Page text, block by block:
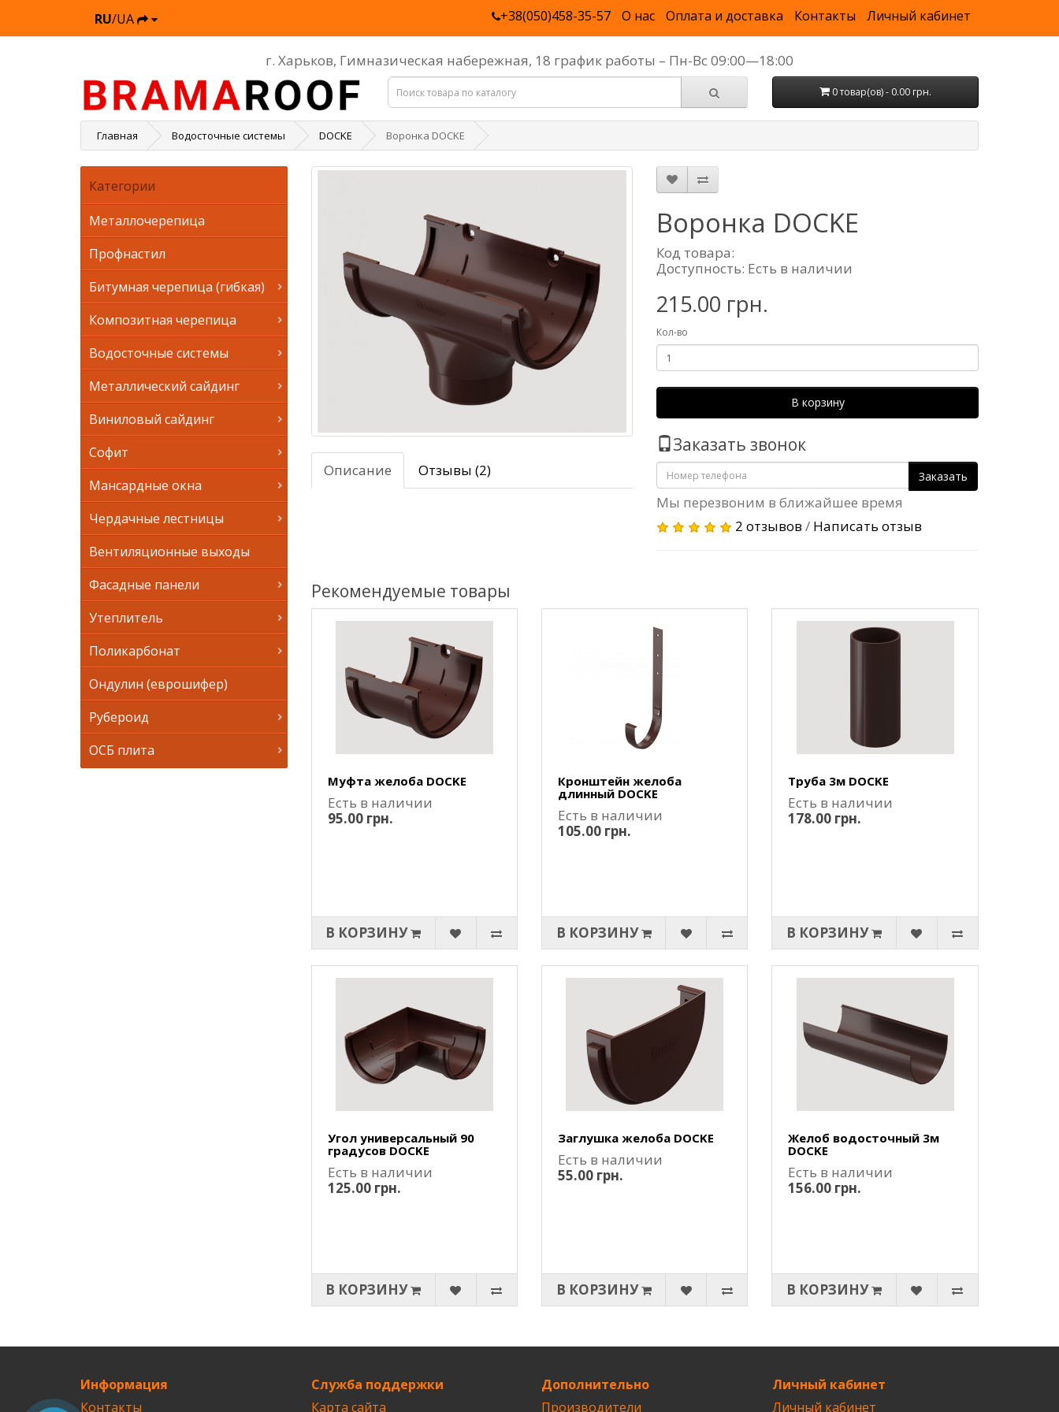
RU/UA +38(050)458-35-57 О нас Оплата и доставка Контакты Личный кабинет
г. Харьков, Гимназическая набережная, 18 график работы – Пн-Вс 09:00—18:00
0 товар(ов) - 0.00 грн.
Главная Водосточные системы DOCKE Воронка DOCKE
Категории
Металлочерепица
Профнастил
Битумная черепица (гибкая)
Композитная черепица
Водосточные системы
Металлический сайдинг
Виниловый сайдинг
Софит
Мансардные окна
Чердачные лестницы
Вентиляционные выходы
Фасадные панели
Утеплитель
Поликарбонат
Ондулин (еврошифер)
Рубероид
ОСБ плита
Описание Отзывы (2)
Воронка DOCKE
Код товара:
Доступность: Есть в наличии
215.00 грн.
Кол-во
В корзину
Заказать звонок
Заказать
Мы перезвоним в ближайшее время
2 отзывов / Написать отзыв
Рекомендуемые товары
Муфта желоба DOCKE
Есть в наличии
95.00 грн.
В КОРЗИНУ
Кронштейн желоба
длинный DOCKE
Есть в наличии
105.00 грн.
В КОРЗИНУ
Труба 3м DOCKE
Есть в наличии
178.00 грн.
В КОРЗИНУ
Угол универсальный 90
градусов DOCKE
Есть в наличии
125.00 грн.
В КОРЗИНУ
Заглушка желоба DOCKE
Есть в наличии
55.00 грн.
В КОРЗИНУ
Желоб водосточный 3м
DOCKE
Есть в наличии
156.00 грн.
В КОРЗИНУ
Информация
Контакты
Служба поддержки
Карта сайта
Дополнительно
Производители
Личный кабинет
Личный кабинет